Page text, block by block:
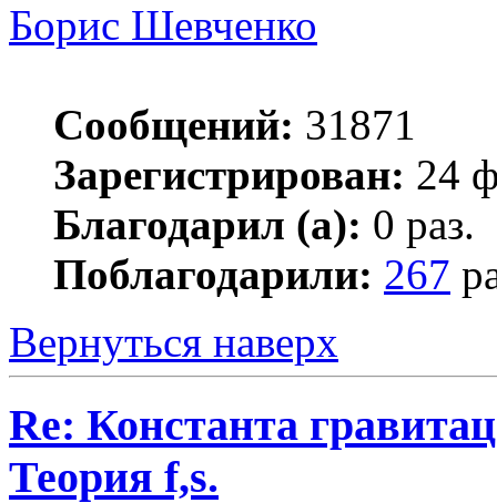
Борис Шевченко
Сообщений: 31871
Зарегистрирован: 24
Благодарил (а): 0 раз.
Поблагодарили: 267
Вернуться наверх
Re: Константа
Теория f,s.